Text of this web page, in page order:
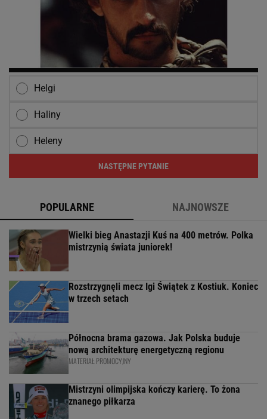
Helgi
Haliny
Heleny
NASTĘPNE PYTANIE
POPULARNE NAJNOWSZE
Wielki bieg Anastazji Kuś na 400 metrów. Polka
mistrzynią świata juniorek!
Rozstrzygnęli mecz Igi Świątek z Kostiuk. Koniec
w trzech setach
Północna brama gazowa. Jak Polska buduje
nową architekturę energetyczną regionu
MATERIAŁ PROMOCYJNY
Mistrzyni olimpijska kończy karierę. To żona
znanego piłkarza